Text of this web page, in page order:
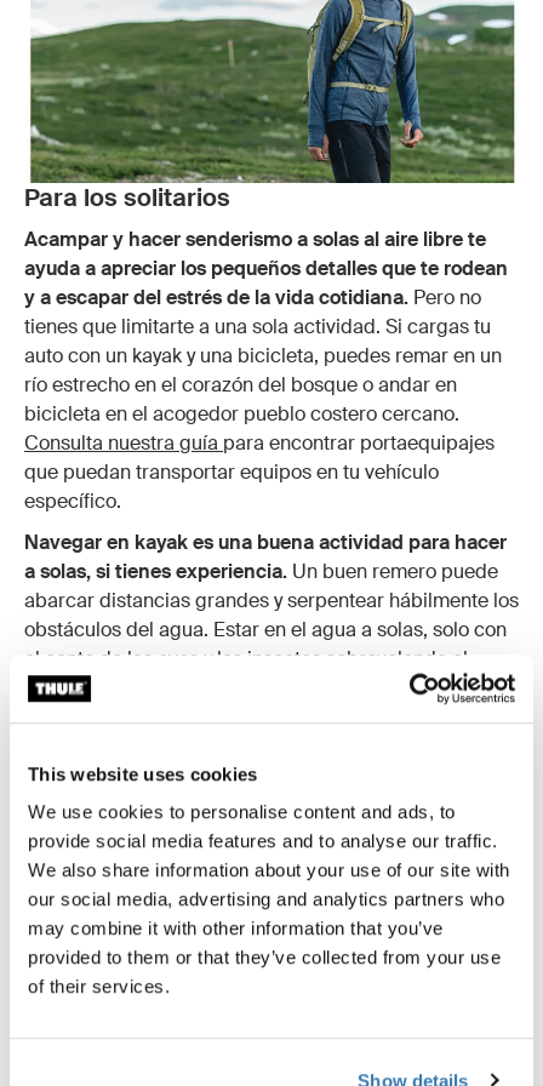
This website uses cookies
We use cookies to personalise content and ads, to
provide social media features and to analyse our traffic.
We also share information about your use of our site with
our social media, advertising and analytics partners who
may combine it with other information that you’ve
provided to them or that they’ve collected from your use
of their services.
Show details
Para los solitarios
Acampar y hacer senderismo a solas al aire libre te
ayuda a apreciar los pequeños detalles que te rodean
y a escapar del estrés de la vida cotidiana. Pero no
tienes que limitarte a una sola actividad. Si cargas tu
auto con un kayak y una bicicleta, puedes remar en un
río estrecho en el corazón del bosque o andar en
bicicleta en el acogedor pueblo costero cercano.
Consulta nuestra guía para encontrar portaequipajes
que puedan transportar equipos en tu vehículo
específico.
Navegar en kayak es una buena actividad para hacer
a solas, si tienes experiencia. Un buen remero puede
abarcar distancias grandes y serpentear hábilmente los
obstáculos del agua. Estar en el agua a solas, solo con
el canto de las aves y los insectos sobrevolando el
agua, es cuando de verdad sientes que el mundo
exterior está lejos de ti. Dicho esto, solo debes navegar
solo remar con buen clima y aguas tranquilas. Si eres
principiante, primero gana experiencia de remo con
amigos.
Hay algunas cosas a tener en cuenta si practicas
senderismo, navegas en kayak o acampas a solas.
Siempre tiene que haber otra persona que conozca tu
ruta de viaje y cuándo regresarías. De esta manera,
pueden avisar si no vuelves a tiempo. Además,